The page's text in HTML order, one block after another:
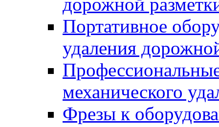
дорожной
Портативное
удаления
механического
Фрезы к